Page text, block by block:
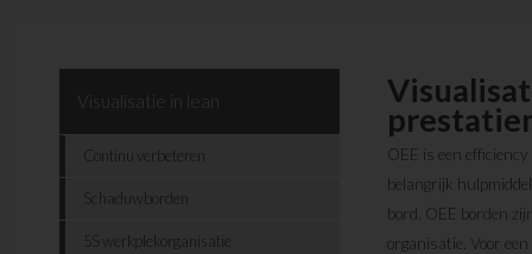
Visualisatie in lean
Continu verbeteren
Schaduwborden
5S werkplekorganisatie
OEE is een
belangrijk
bord. OEE borden
organisatie. Voor